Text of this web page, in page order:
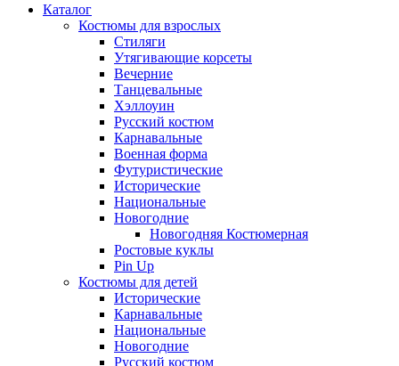
Каталог
Костюмы для взрослых
Стиляги
Утягивающие корсеты
Вечерние
Танцевальные
Хэллоуин
Русский костюм
Карнавальные
Военная форма
Футуристические
Исторические
Национальные
Новогодние
Новогодняя Костюмерная
Ростовые куклы
Pin Up
Костюмы для детей
Исторические
Карнавальные
Национальные
Новогодние
Русский костюм